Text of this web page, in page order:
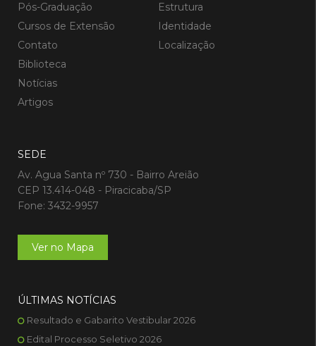
Pós-Graduação
Cursos de Extensão
Contato
Biblioteca
Notícias
Artigos
Estrutura
Identidade
Localização
SEDE
Av. Agua Santa nº 730 - Bairro Areião
CEP 13.414-048 - Piracicaba/SP
Fone: 3432-9957
Ver no Mapa
ÚLTIMAS NOTÍCIAS
Resultado e Gabarito Vestibular 2026
Edital Processo Seletivo 2026